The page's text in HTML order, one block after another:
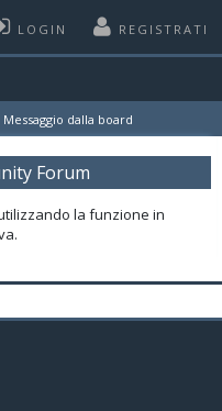
LOGIN REGISTRATI
Messaggio dalla board
Forum
la funzione in